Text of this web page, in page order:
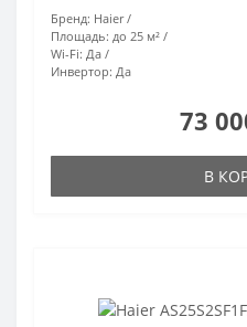
Бренд: Haier
Площадь: до 25 м²
Wi-Fi: Да
Инвертор: Да
73
В